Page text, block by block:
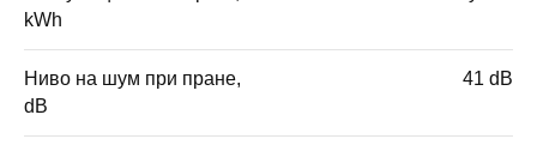
kWh
Ниво на шум при пране,
dB
41 dB